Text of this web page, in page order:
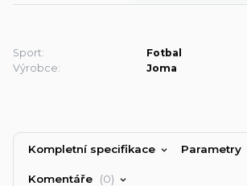
Sport:
Fotbal
Výrobce:
Joma
Kompletní specifikace Parametry
Komentáře 0